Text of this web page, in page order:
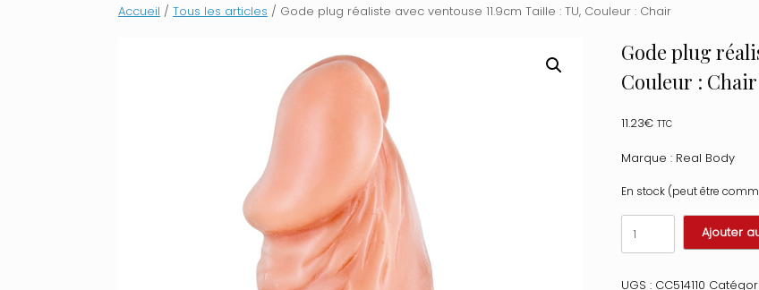
Accueil / Tous les articles / Gode plug réaliste avec ventouse 11.9cm Taille : TU, Couleur : Chair
Gode plug
Couleur : Chair
11.23€ TTC
Marque : Real Body
En stock (peut être
quantité
de
Gode
Ajouter
UGS : CC514110